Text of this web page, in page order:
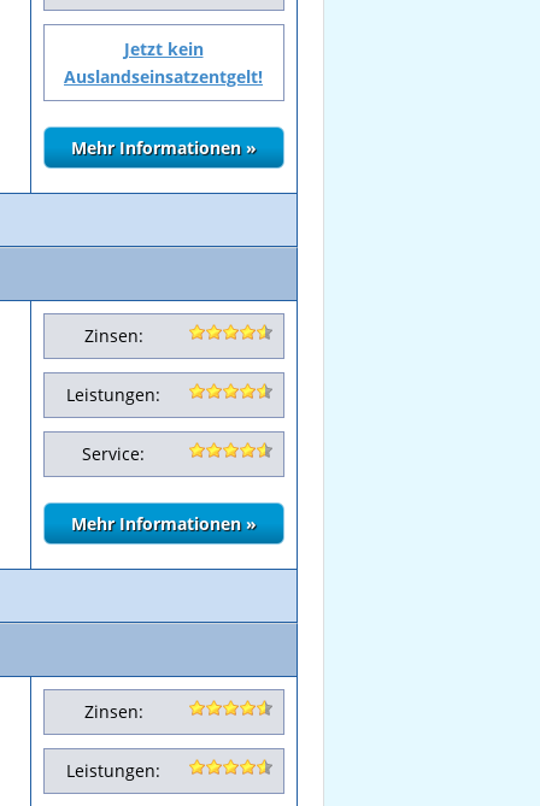
Jetzt kein
Auslandseinsatzentgelt!
Zinsen:
Leistungen:
Service:
Zinsen:
Leistungen: